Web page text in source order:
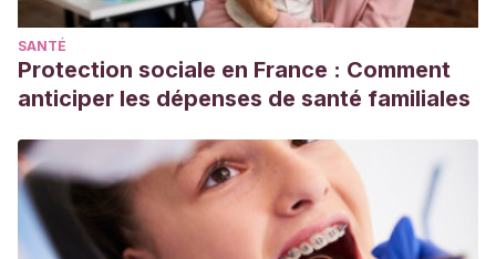
SANTÉ
Protection sociale en France : Comment
anticiper les dépenses de santé familiales